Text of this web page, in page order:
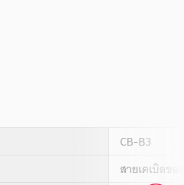
CB-B3
สายเคเบิลขอ